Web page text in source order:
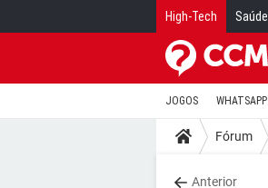
High-Tech Saúde
JOGOS WHATSAPP
Fórum
Anterior